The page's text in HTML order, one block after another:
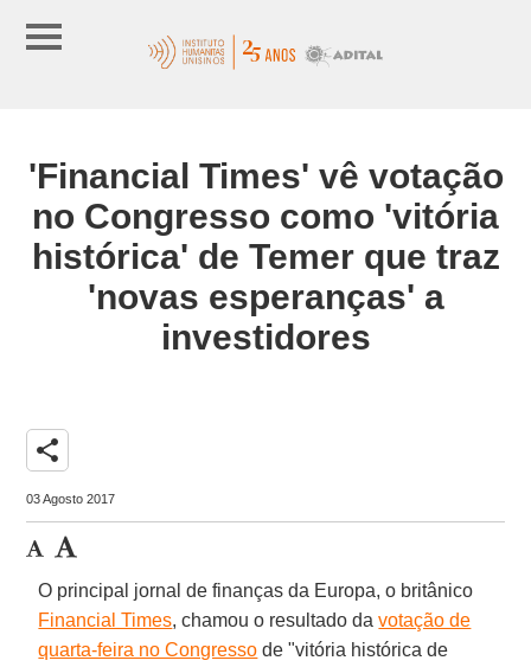
'Financial Times' vê votação
no Congresso como 'vitória
histórica' de Temer que traz
'novas esperanças' a
investidores
share
03 Agosto 2017
O principal jornal de finanças da Europa, o britânico
Financial Times, chamou o resultado davotação de
quarta-feira no Congresso de "vitória histórica de